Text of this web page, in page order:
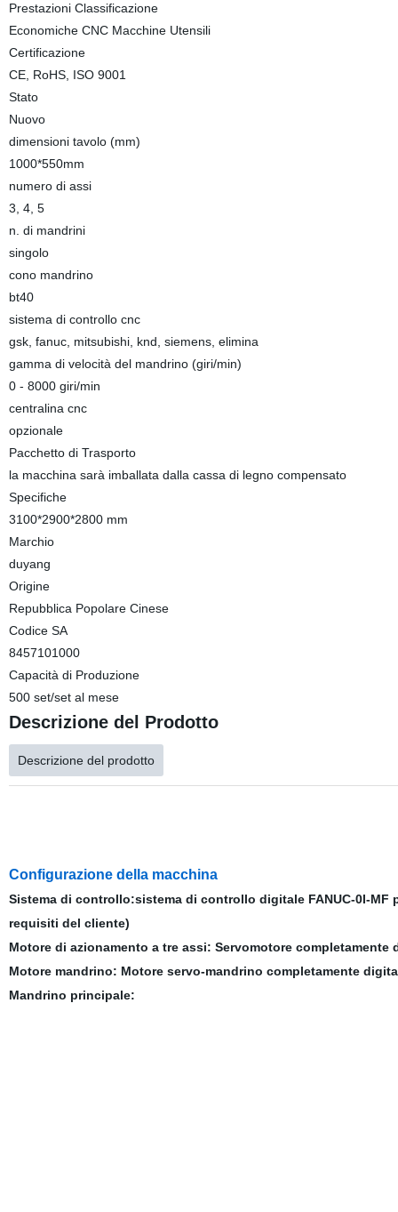
Prestazioni Classificazione
Economiche CNC Macchine Utensili
Certificazione
CE, RoHS, ISO 9001
Stato
Nuovo
dimensioni tavolo (mm)
1000*550mm
numero di assi
3, 4, 5
n. di mandrini
singolo
cono mandrino
bt40
sistema di controllo cnc
gsk, fanuc, mitsubishi, knd, siemens, elimina
gamma di velocità del mandrino (giri/min)
0 - 8000 giri/min
centralina cnc
opzionale
Pacchetto di Trasporto
la macchina sarà imballata dalla cassa di legno compensato
Specifiche
3100*2900*2800 mm
Marchio
duyang
Origine
Repubblica Popolare Cinese
Codice SA
8457101000
Capacità di Produzione
500 set/set al mese
Descrizione del Prodotto
Descrizione del prodotto
Configurazione della macchina
Sistema di controllo:sistema di controllo digitale FANUC-0I-
requisiti del cliente)
Motore di azionamento a tre assi: Servomotore completamente
Motore mandrino: Motore servo-mandrino completamente
Mandrino principale: